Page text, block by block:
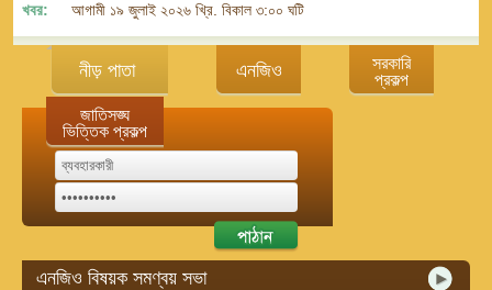
খবর: আগামী ১৯ জুলাই ২০২৬ খ্রি. বিকাল ৩:০০ ঘটিকায় জেলা এনজিও বিষয়ক সমন্বয়
নীড় পাতা এনজিও
সরকারি
প্রকল্প
জাতিসঙ্ঘ
ভিত্তিক প্রকল্প
এনজিও বিষয়ক সমণ্বয় সভা